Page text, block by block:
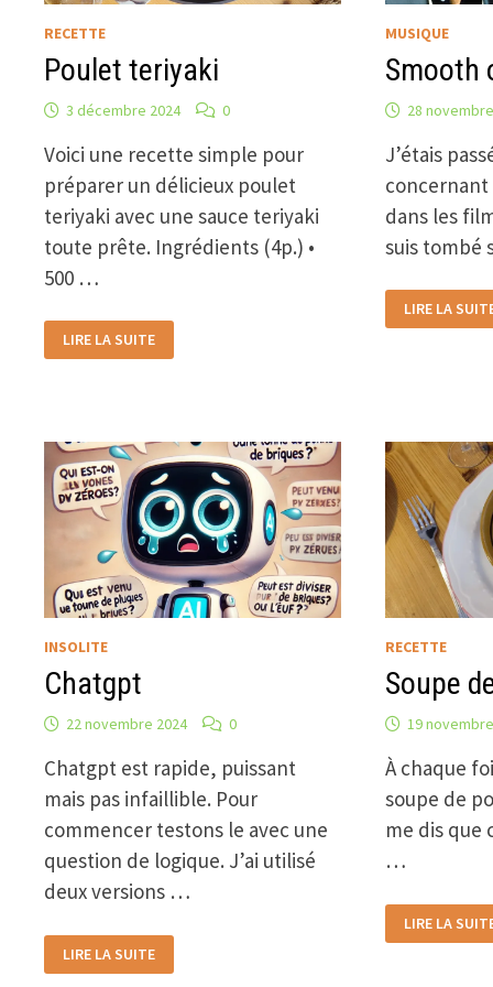
RECETTE
Poulet teriyaki
3 décembre 2024 0
Voici une recette simple pour
préparer un délicieux poulet
teriyaki avec une sauce teriyaki
toute prête. Ingrédients (4p.) •
500 …
TERIYAKI
LIRE LA SUITE
MUSIQUE
Smooth
28
J’étais
concernant
dans les
suis tombé
OPERATOR
LIRE LA
INSOLITE
Chatgpt
22 novembre 2024 0
Chatgpt est rapide, puissant
mais pas infaillible. Pour
commencer testons le avec une
question de logique. J’ai utilisé
deux versions …
LIRE LA SUITE
RECETTE
Soupe
19
À chaque
soupe de
me dis que
…
DE
POISSON
LIRE LA